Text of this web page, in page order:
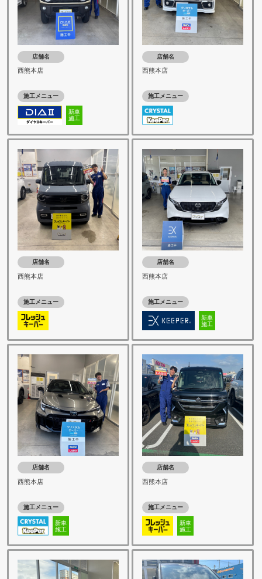
店舗名
西熊本店
施工メニュー
新車
施工
店舗名
西熊本店
施工メニュー
店舗名
西熊本店
施工メニュー
店舗名
西熊本店
施工メニュー
新車
施工
店舗名
西熊本店
施工メニュー
新車
施工
店舗名
西熊本店
施工メニュー
新車
施工